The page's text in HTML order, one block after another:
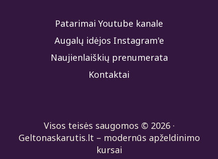
Patarimai Youtube kanale
Augalų idėjos Instagram'e
Naujienlaiškių prenumerata
Kontaktai
Visos teisės saugomos © 2026 ·
Geltonaskarutis.lt – modernūs apželdinimo
kursai